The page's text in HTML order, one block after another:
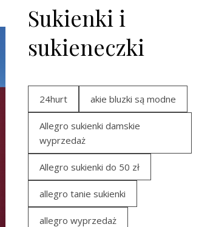
Sukienki i
sukieneczki
24hurt akie bluzki są modne
Allegro sukienki damskie
wyprzedaż
Allegro sukienki do 50 zł
allegro tanie sukienki
allegro wyprzedaż